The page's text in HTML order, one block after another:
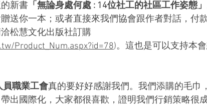
新書 「無論身處何處 : 14位社工的社區工作姿態」
送你一本；或者直接來我們協會跟作者對話，付
松慧文化出版社訂購
Product_Num.aspx?id=78)。這也是可以支持本
員職業工會真的要好好感謝我們。我們添購的毛巾
出國際化，大家都很喜歡，證明我們行銷策略很